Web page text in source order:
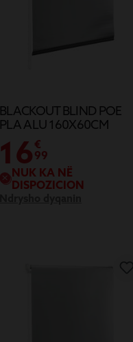
BLACKOUT BLIND POE
PLA ALU 160X60CM
16 €
99
NUK KA NË
DISPOZICION